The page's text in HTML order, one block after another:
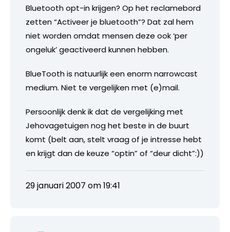
Bluetooth opt-in krijgen? Op het reclamebord
zetten “Activeer je bluetooth”? Dat zal hem
niet worden omdat mensen deze ook ‘per
ongeluk’ geactiveerd kunnen hebben.
BlueTooth is natuurlijk een enorm narrowcast
medium. Niet te vergelijken met (e)mail.
Persoonlijk denk ik dat de vergelijking met
Jehovagetuigen nog het beste in de buurt
komt (belt aan, stelt vraag of je intresse hebt
en krijgt dan de keuze “optin” of “deur dicht”:))
29 januari 2007 om 19:41